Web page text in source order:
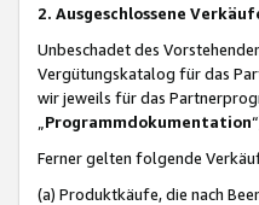
2. Ausgeschlossene
Unbeschadet des
Vergütungskatalog für das
wir jeweils für das
Programmdokumentation
Ferner gelten folgende
(a) Produktkäufe, die nach